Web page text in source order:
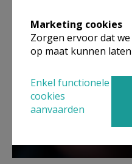
Marketing cookies
Zorgen ervoor dat
op maat kunnen
Enkel functionele
cookies
aanvaarden